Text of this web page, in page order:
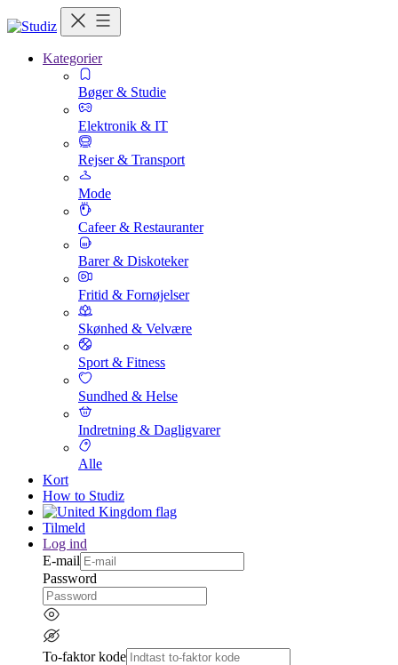
Kategorier
Bøger & Studie
Elektronik & IT
Rejser & Transport
Mode
Cafeer & Restauranter
Barer & Diskoteker
Fritid & Fornøjelser
Skønhed & Velvære
Sport & Fitness
Sundhed & Helse
Indretning & Dagligvarer
Alle
Kort
How to Studiz
Tilmeld
Log ind
E-mail
Password
To-faktor kode